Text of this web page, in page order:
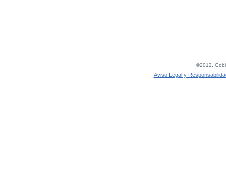
©2012,
Aviso Legal y